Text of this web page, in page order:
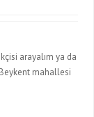
arayalım ya da
mahallesi